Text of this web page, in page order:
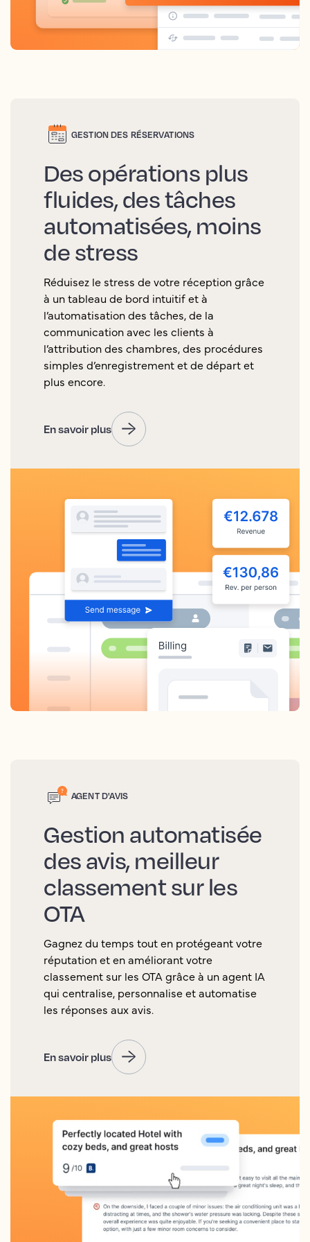
GESTION DES RÉSERVATIONS
Des opérations plus
fluides, des tâches
automatisées, moins
de stress
Réduisez le stress de votre réception grâce
à un tableau de bord intuitif et à
l’automatisation des tâches, de la
communication avec les clients à
l’attribution des chambres, des procédures
simples d’enregistrement et de départ et
plus encore.
En savoir plus
AGENT D'AVIS
Gestion automatisée
des avis, meilleur
classement sur les
OTA
Gagnez du temps tout en protégeant votre
réputation et en améliorant votre
classement sur les OTA grâce à un agent IA
qui centralise, personnalise et automatise
les réponses aux avis.
En savoir plus